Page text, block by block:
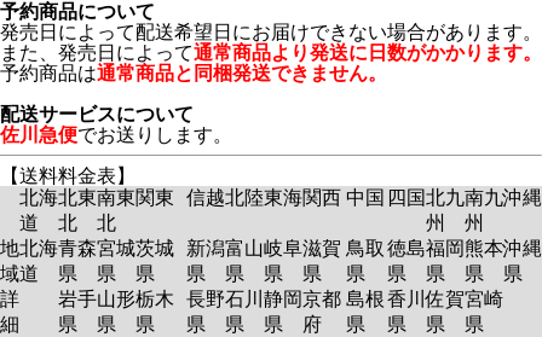
予約商品について
発売日によって配送希望日にお届けできない場合があります。
また、発売日によって通常商品より発送に日数がかかります。
予約商品は通常商品と同梱発送できません。
配送サービスについて
佐川急便でお送りします。
【送料料金表】
北海
道
北東
北
南東
北
関東 信越北陸東海関西 中国 四国北九
州
南九
州
沖縄
地
域
詳
細
北海
道
青森
県
岩手
県
宮城
県
山形
県
茨城
県
栃木
県
新潟
県
長野
県
富山
県
石川
県
岐阜
県
静岡
県
滋賀
県
京都
府
鳥取
県
島根
県
徳島
県
香川
県
福岡
県
佐賀
県
熊本
県
宮崎
県
沖縄
県